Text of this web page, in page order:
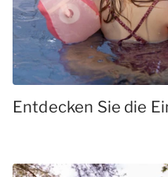
Entdecken Sie die